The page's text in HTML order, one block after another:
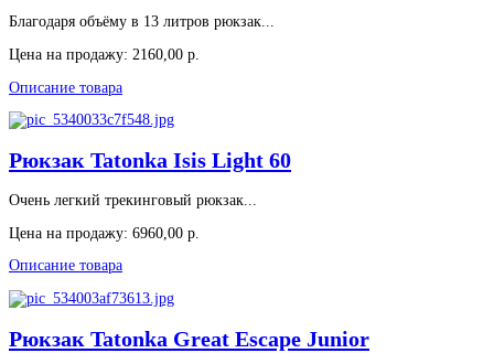
Благодаря объёму в 13 литров рюкзак...
Цена на продажу: 2160,00 р.
Описание товара
Рюкзак Tatonka Isis Light 60
Очень легкий трекинговый рюкзак...
Цена на продажу: 6960,00 р.
Описание товара
Рюкзак Tatonka Great Escape Junior